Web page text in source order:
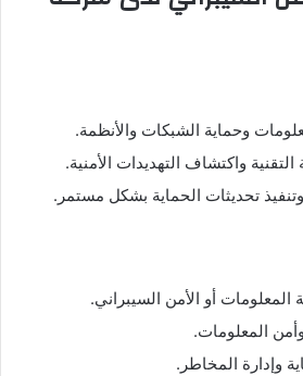
وحماية الشبكات والأنظمة.
التقنية واكتشاف التهديدات الأمنية.
تحديثات الحماية بشكل مستمر.
أو الأمن السيبراني.
المعلومات.
وإدارة المخاطر.